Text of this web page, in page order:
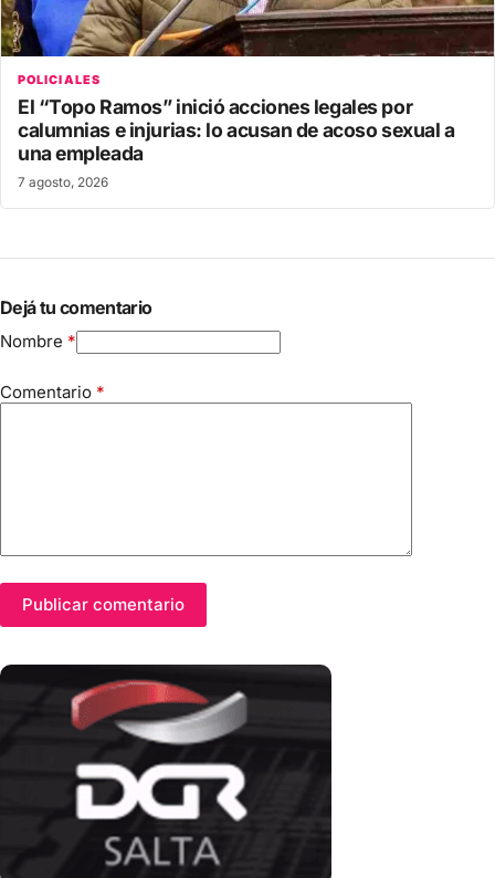
POLICIALES
El “Topo Ramos” inició acciones legales por
calumnias e injurias: lo acusan de acoso sexual a
una empleada
7 agosto, 2026
Dejá tu comentario
Nombre *
Comentario *
Publicar comentario